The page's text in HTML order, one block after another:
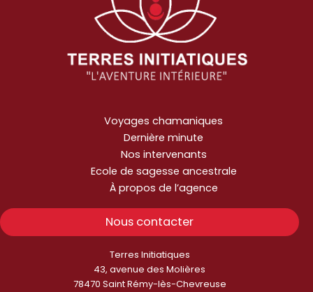
Voyages chamaniques
Dernière minute
Nos intervenants
Ecole de sagesse ancestrale
À propos de l’agence
Nous contacter
Terres Initiatiques
43, avenue des Molières
78470 Saint Rémy-lès-Chevreuse